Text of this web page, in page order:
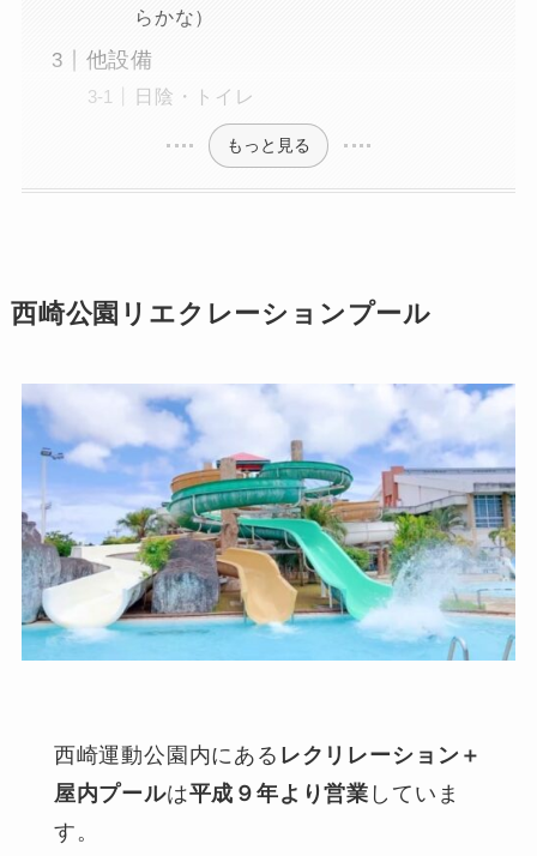
らかな）
他設備
日陰・トイレ
もっと見る
西崎公園リエクレーションプール
西崎運動公園内にある レクリレーション＋
屋内プールは平成９年より営業 していま
す。